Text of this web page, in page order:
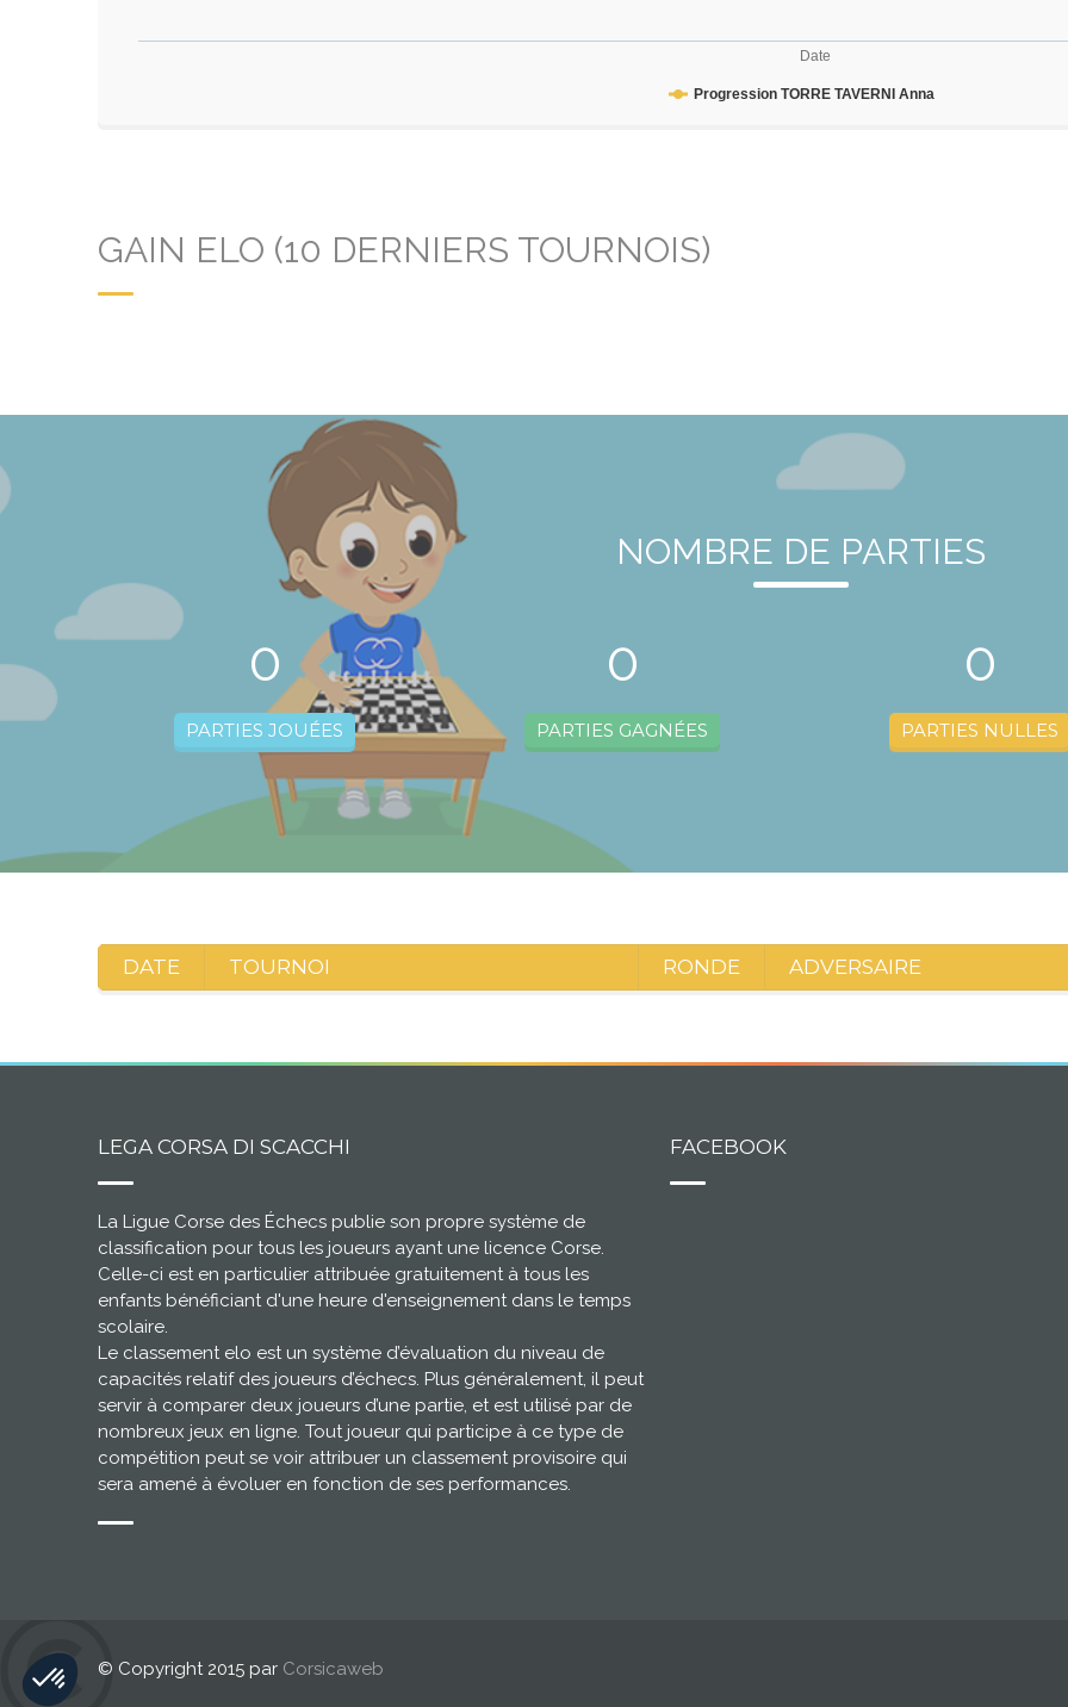
Date
Progression TORRE TAVERNI Anna
GAIN ELO (10 DERNIERS TOURNOIS)
NOMBRE DE PARTIES
0
PARTIES JOUÉES
0
PARTIES GAGNÉES
0
PARTIES NULLES
DATE TOURNOI RONDE ADVERSAIRE
LEGA CORSA DI SCACCHI
La Ligue Corse des Échecs publie son propre système de
classification pour tous les joueurs ayant une licence Corse.
Celle-ci est en particulier attribuée gratuitement à tous les
enfants bénéficiant d'une heure d'enseignement dans le temps
scolaire.
Le classement elo est un système d’évaluation du niveau de
capacités relatif des joueurs d’échecs. Plus généralement, il peut
servir à comparer deux joueurs d’une partie, et est utilisé par de
nombreux jeux en ligne. Tout joueur qui participe à ce type de
compétition peut se voir attribuer un classement provisoire qui
sera amené à évoluer en fonction de ses performances.
FACEBOOK
© Copyright 2015 par Corsicaweb